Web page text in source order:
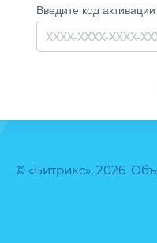
© «Битрикс», 2026.
Введите код активации